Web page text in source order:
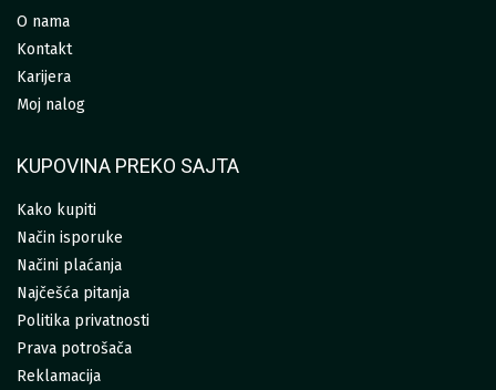
O nama
Kontakt
Karijera
Moj nalog
KUPOVINA PREKO SAJTA
Kako kupiti
Način isporuke
Načini plaćanja
Najčešća pitanja
Politika privatnosti
Prava potrošača
Reklamacija